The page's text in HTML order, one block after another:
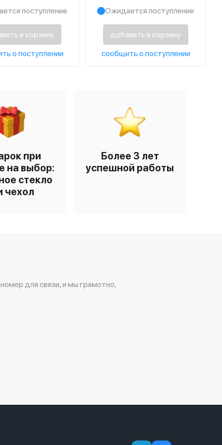
поступление
в корзину
о поступлении
Ожидается поступление
добавить в корзину
сообщить о поступлении
при
на выбор:
стекло
чехол
Более 3 лет
успешной работы
для связи, и мы грамотно,